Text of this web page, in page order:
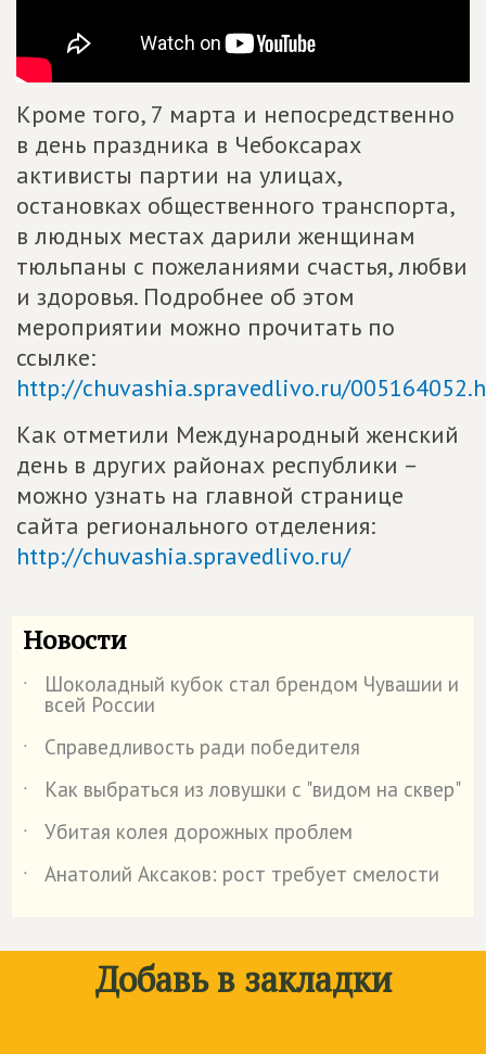
Кроме того, 7 марта и непосредственно
в день праздника в Чебоксарах
активисты партии на улицах,
остановках общественного транспорта,
в людных местах дарили женщинам
тюльпаны с пожеланиями счастья, любви
и здоровья. Подробнее об этом
мероприятии можно прочитать по
ссылке:
http://chuvashia.spravedlivo.ru/
Как отметили Международный женский
день в других районах республики –
можно узнать на главной странице
сайта регионального отделения:
http://chuvashia.spravedlivo.ru/
Новости
˙ Шоколадный кубок стал брендом Чувашии и
всей России
˙
Справедливость ради победителя
˙
Как выбраться из ловушки с "видом на сквер"
˙
Убитая колея дорожных проблем
˙
Анатолий Аксаков: рост требует смелости
Добавь в закладки